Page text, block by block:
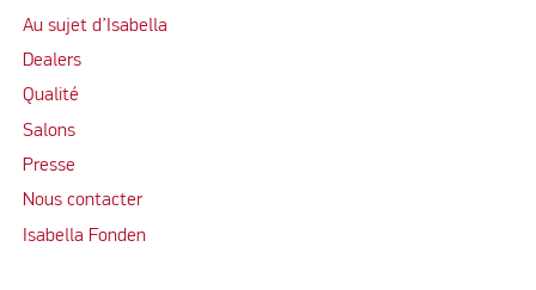
Au sujet d’Isabella
Dealers
Qualité
Salons
Presse
Nous contacter
Isabella Fonden